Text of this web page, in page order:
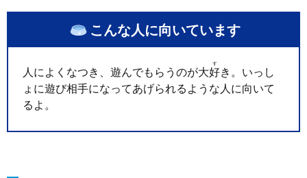
こんな人に向いています
人によくなつき、遊んでもらうのが大好
す
き。いっし
ょに遊び相手になってあげられるような人に向いて
るよ。